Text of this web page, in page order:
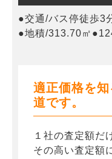
●交通/バス停徒歩3
●地積/313.70㎡
適正価格を
道です。
１社の査定額だ
その高い査定額